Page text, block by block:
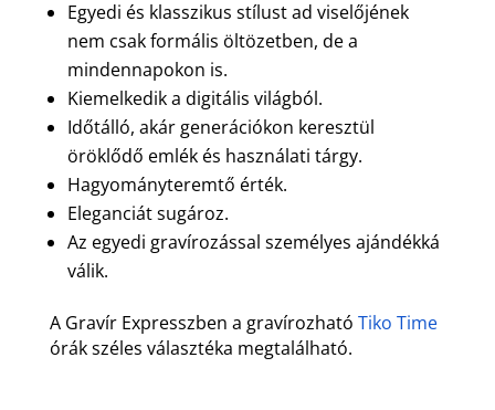
Egyedi és klasszikus stílust ad viselőjének
nem csak formális öltözetben, de a
mindennapokon is.
Kiemelkedik a digitális világból.
Időtálló, akár generációkon keresztül
öröklődő emlék és használati tárgy.
Hagyományteremtő érték.
Eleganciát sugároz.
Az egyedi gravírozással személyes ajándékká
válik.
A Gravír Expresszben a gravírozható Tiko Time
órák széles választéka megtalálható.